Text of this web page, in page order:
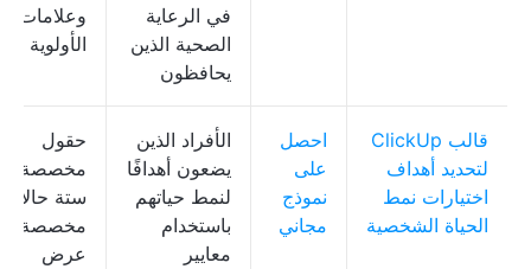
في الرعاية
الصحية الذين
يحافظون
وعلامات
الأولوية
قالب ClickUp
لتحديد أهداف
اختيارات نمط
الحياة الشخصية
احصل
على
نموذج
مجاني
الأفراد الذين
يضعون أهدافًا
لنمط حياتهم
باستخدام
معايير
حقول
مخصصة؛
ستة حالات
مخصصة؛
عرض